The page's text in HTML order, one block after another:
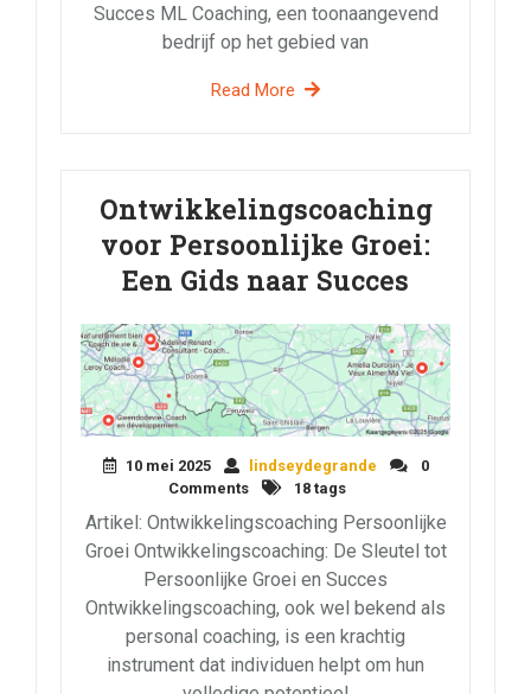
Succes ML Coaching, een toonaangevend
bedrijf op het gebied van
Read More
Ontwikkelingscoaching
voor Persoonlijke Groei:
Een Gids naar Succes
10 mei 2025 lindseydegrande
0
Comments
18 tags
Artikel: Ontwikkelingscoaching Persoonlijke
Groei Ontwikkelingscoaching: De Sleutel tot
Persoonlijke Groei en Succes
Ontwikkelingscoaching, ook wel bekend als
personal coaching, is een krachtig
instrument dat individuen helpt om hun